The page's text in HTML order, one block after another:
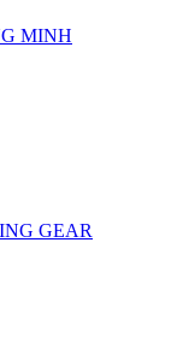
MINH
GEAR